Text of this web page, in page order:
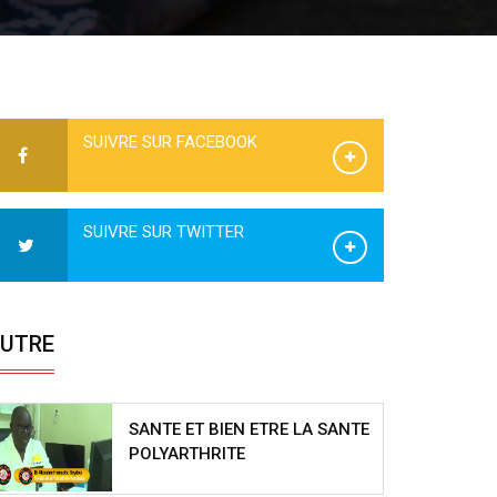
SUIVRE SUR FACEBOOK
SUIVRE SUR TWITTER
SANTE ET BIEN ETRE LA SANTE
POLYARTHRITE